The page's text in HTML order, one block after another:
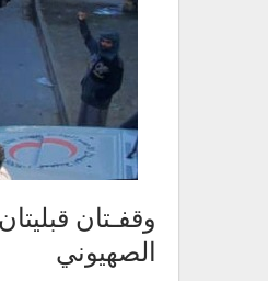
وقفـتان
الصهيوني